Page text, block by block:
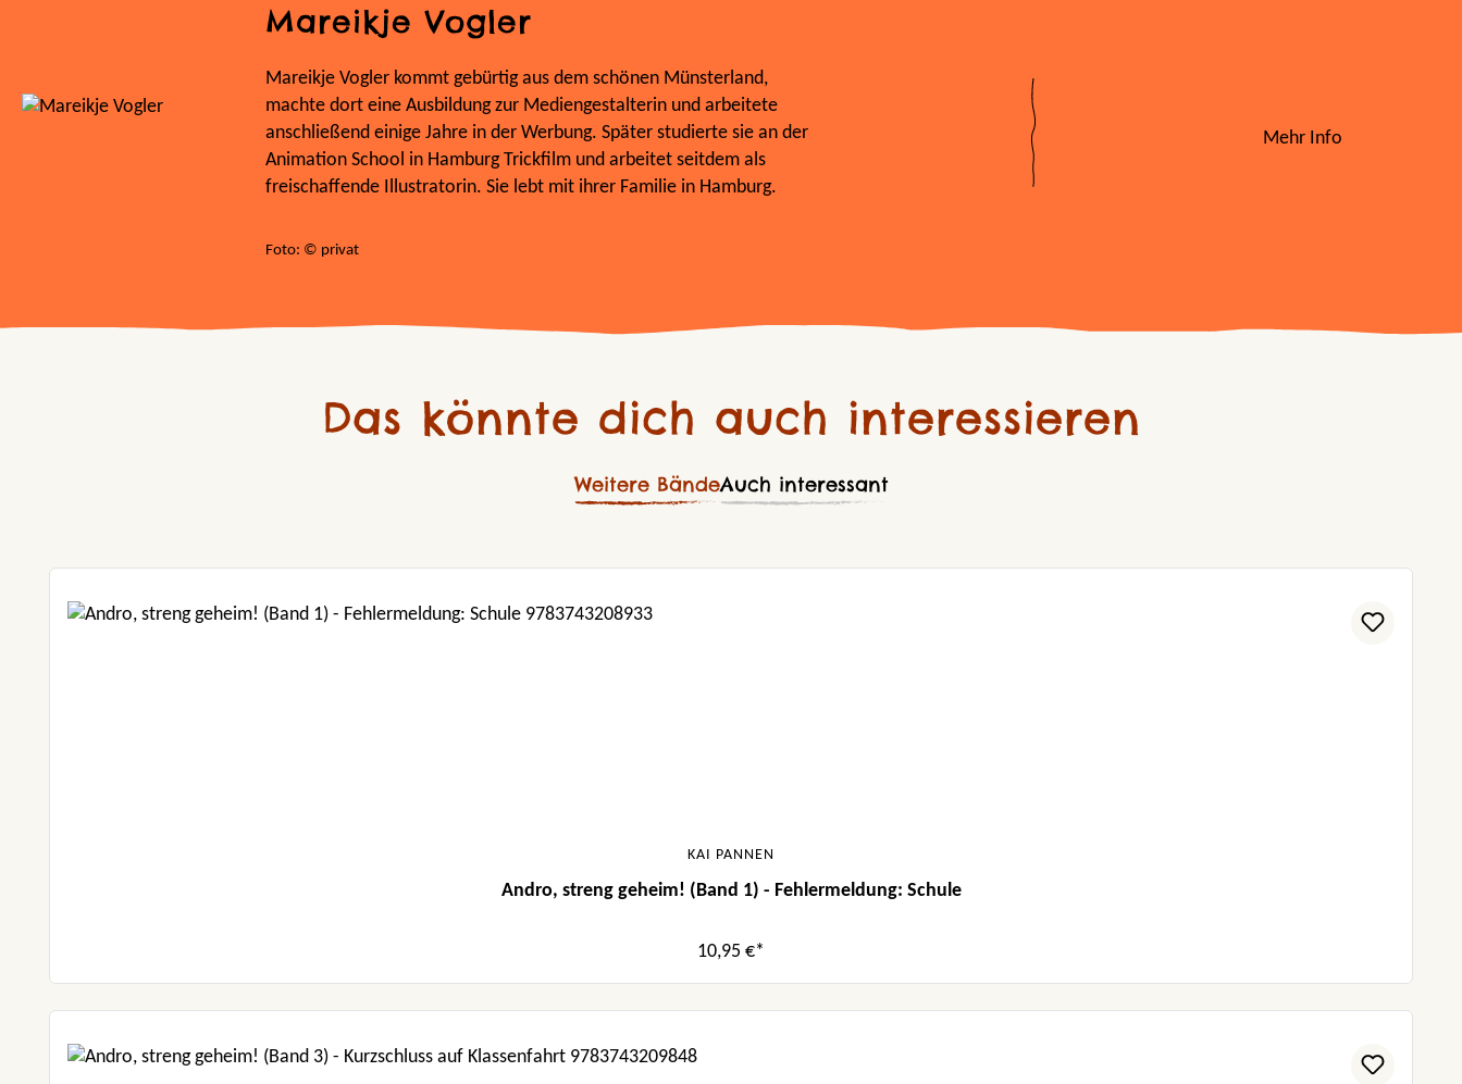
Mareikje Vogler
Mareikje Vogler kommt gebürtig aus dem schönen Münsterland,
machte dort eine Ausbildung zur Mediengestalterin und arbeitete
anschließend einige Jahre in der Werbung. Später studierte sie an der
Animation School in Hamburg Trickfilm und arbeitet seitdem als
freischaffende Illustratorin. Sie lebt mit ihrer Familie in Hamburg.
Foto: © privat
Mehr Info
Das könnte dich auch interessieren
Weitere BändeAuch interessant
KAI PANNEN
Andro, streng geheim! (Band 1) - Fehlermeldung: Schule
10,95 €*